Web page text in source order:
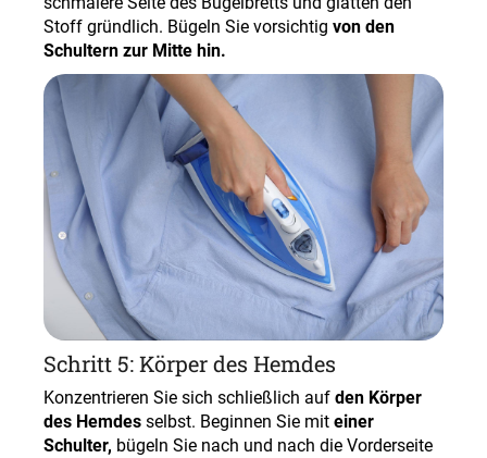
Stoff gründlich. Bügeln Sie vorsichtig von den
Schultern zur Mitte hin.
Schritt 5: Körper des Hemdes
Konzentrieren Sie sich schließlich auf den Körper
des Hemdes selbst. Beginnen Sie mit einer
Schulter, bügeln Sie nach und nach die Vorderseite